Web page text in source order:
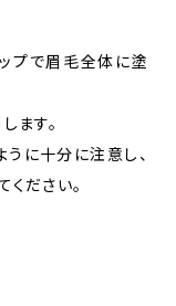
プで眉毛全体に塗
ます。
に十分に注意し、
ださい。